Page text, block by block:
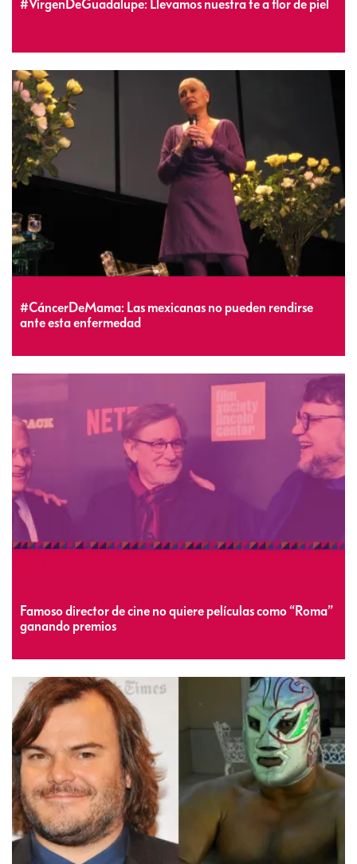
#VirgenDeGuadalupe: Llevamos nuestra fe a flor de piel
#CáncerDeMama: Las mexicanas no pueden rendirse
ante esta enfermedad
Famoso director de cine no quiere películas como “Roma”
ganando premios